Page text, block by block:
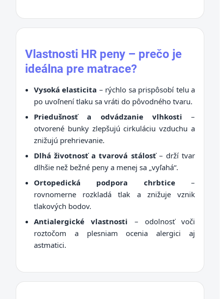
Vlastnosti HR peny – prečo je
ideálna pre matrace?
Vysoká elasticita – rýchlo sa prispôsobí telu a
po uvoľnení tlaku sa vráti do pôvodného tvaru.
Priedušnosť a odvádzanie vlhkosti –
otvorené bunky zlepšujú cirkuláciu vzduchu a
znižujú prehrievanie.
Dlhá životnosť a tvarová stálosť– drží tvar
dlhšie než bežné peny a menej sa „vyľahá“.
Ortopedická podpora chrbtice–
rovnomerne rozkladá tlak a znižuje vznik
tlakových bodov.
Antialergické vlastnosti – odolnosť voči
roztočom a plesniam ocenia alergici aj
astmatici.